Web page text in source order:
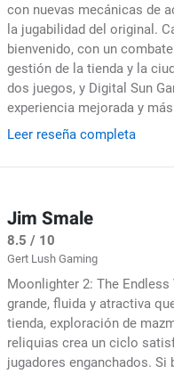
con nuevas mecánicas de
la jugabilidad del original.
bienvenido, con un
gestión de la tienda y la
dos juegos, y Digital Sun
experiencia mejorada y
Leer reseña completa
Jim Smale
8.5 / 10
Gert Lush Gaming
Moonlighter 2: The
grande, fluida y atractiva
tienda, exploración de
reliquias crea un ciclo
jugadores enganchados.